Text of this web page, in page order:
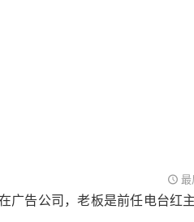
最
广告公司，老板是前任电台红